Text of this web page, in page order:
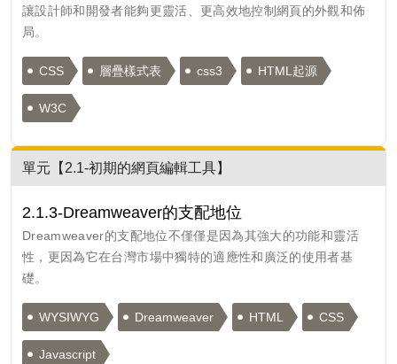
讓設計師和開發者能夠更靈活、更高效地控制網頁的外觀和佈
局。
CSS 層疊樣式表 css3 HTML起源
W3C
單元【2.1-初期的網頁編輯工具】
2.1.3-Dreamweaver的支配地位
Dreamweaver的支配地位不僅僅是因為其強大的功能和靈活
性，更因為它在台灣市場中獨特的適應性和廣泛的使用者基
礎。
WYSIWYG Dreamweaver HTML CSS
Javascript